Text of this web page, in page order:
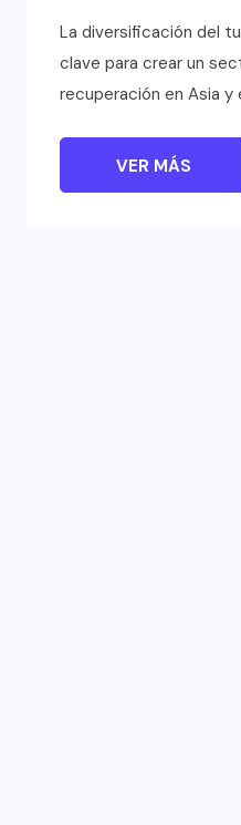
La diversificación del
clave para crear un
recuperación en Asia y
VER MÁS